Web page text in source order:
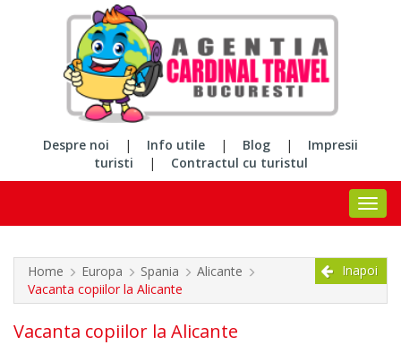
Despre noi | Info utile | Blog |
Impresii
turisti
| Contractul cu turistul
Home Europa Spania
Alicante
Vacanta copiilor la Alicante
Inapoi
Vacanta copiilor la Alicante